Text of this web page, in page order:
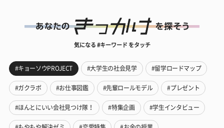
気になる #キーワード をタッチ
#キョーソウPROJECT #大学生の社会見学 #留学ロードマップ
#ガクラボ #お仕事図鑑 #先輩ロールモデル #プレゼント
#ほんとにいい会社見つけ隊！ #特集企画 #学生インタビュー